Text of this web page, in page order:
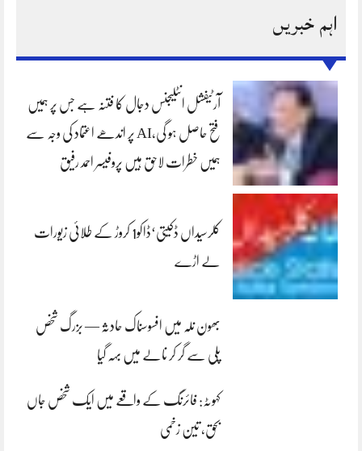
اہم خبریں
آرٹیفشل انٹلیجنس دجال کا فتنہ ہے جس پر ہمیں
فتح حاصل ہو گی،AI پر اندھے اعتماد کی وجہ سے
ہمیں خطرات لاحق ہیں پروفیسر احمد رفیق
کلرسیداں ڈکیتی‘ڈاکو1 کروڑ کے طلائی زیورات
لے اڑے
بھون نلہ میں افسوسناک حادثہ — بزرگ شخص
پلی سے گر کر نالے میں بہہ گیا
کہوٹہ: فائرنگ کے واقعے میں ایک شخص جاں
بحق، تین زخمی